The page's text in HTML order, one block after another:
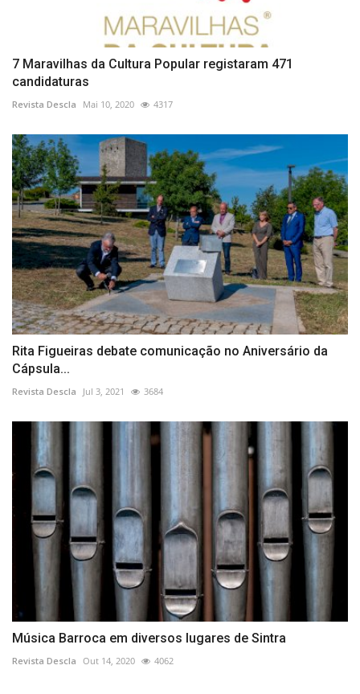
7 Maravilhas da Cultura Popular registaram 471
candidaturas
Revista Descla Mai 10, 2020 4317
Rita Figueiras debate comunicação no Aniversário da
Cápsula...
Revista Descla Jul 3, 2021 3684
Música Barroca em diversos lugares de Sintra
Revista Descla Out 14, 2020 4062